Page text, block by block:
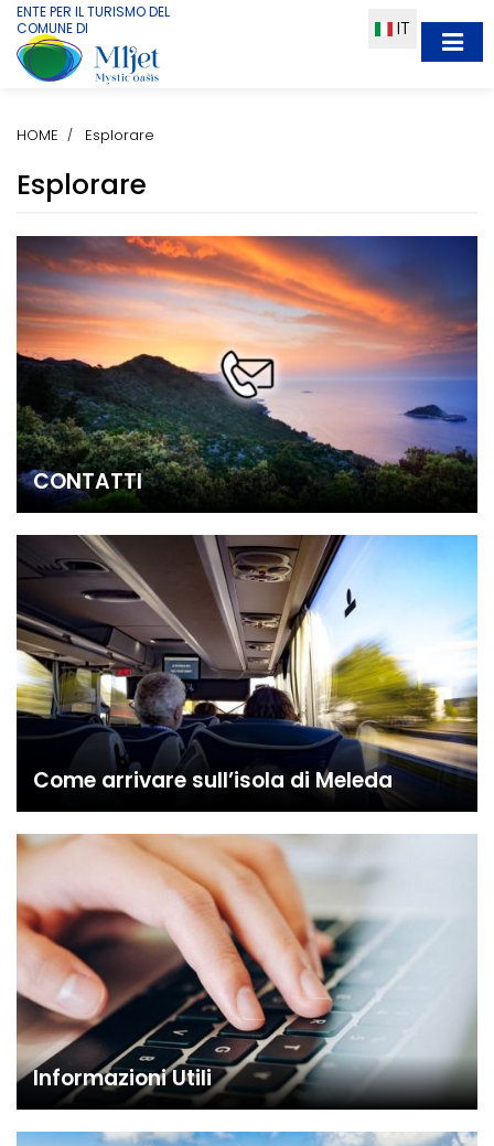
ENTE PER IL TURISMO DEL
COMUNE DI
IT
HOME Esplorare
Esplorare
CONTATTI
Come arrivare sull’isola di Meleda
Informazioni Utili